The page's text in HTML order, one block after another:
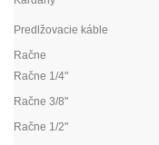
Predlžovacie káble
Račne
Račne 1/4"
Račne 3/8"
Račne 1/2"